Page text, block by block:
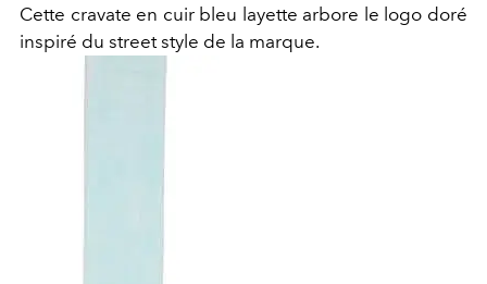
Cette cravate en cuir bleu layette arbore le logo doré
inspiré du street style de la marque.